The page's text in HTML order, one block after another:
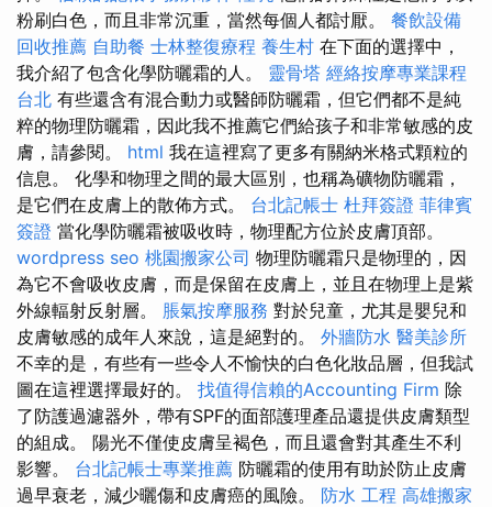
粉刷白色，而且非常沉重，當然每個人都討厭。 餐飲設備
回收推薦 自助餐 士林整復療程 養生村 在下面的選擇中，
我介紹了包含化學防曬霜的人。 靈骨塔 經絡按摩專業課程
台北 有些還含有混合動力或醫師防曬霜，但它們都不是純
粹的物理防曬霜，因此我不推薦它們給孩子和非常敏感的皮
膚，請參閱。 html 我在這裡寫了更多有關納米格式顆粒的
信息。 化學和物理之間的最大區別，也稱為礦物防曬霜，
是它們在皮膚上的散佈方式。 台北記帳士 杜拜簽證 菲律賓
簽證 當化學防曬霜被吸收時，物理配方位於皮膚頂部。
wordpress seo 桃園搬家公司 物理防曬霜只是物理的，因
為它不會吸收皮膚，而是保留在皮膚上，並且在物理上是紫
外線輻射反射層。 脹氣按摩服務 對於兒童，尤其是嬰兒和
皮膚敏感的成年人來說，這是絕對的。 外牆防水 醫美診所
不幸的是，有些有一些令人不愉快的白色化妝品層，但我試
圖在這裡選擇最好的。 找值得信賴的Accounting Firm 除
了防護過濾器外，帶有SPF的面部護理產品還提供皮膚類型
的組成。 陽光不僅使皮膚呈褐色，而且還會對其產生不利
影響。 台北記帳士專業推薦 防曬霜的使用有助於防止皮膚
過早衰老，減少曬傷和皮膚癌的風險。 防水 工程 高雄搬家